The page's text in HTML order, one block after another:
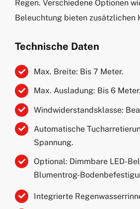
Regen. Verschiedene Optionen
Beleuchtung bieten zusätzlichen
Technische Daten
Max. Breite: Bis 7 Meter.
Max. Ausladung: Bis 6 Meter.
Windwiderstandsklasse:
Automatische
Spannung.
Optional: Dimmbare LED-
Blumentrog-
Integrierte